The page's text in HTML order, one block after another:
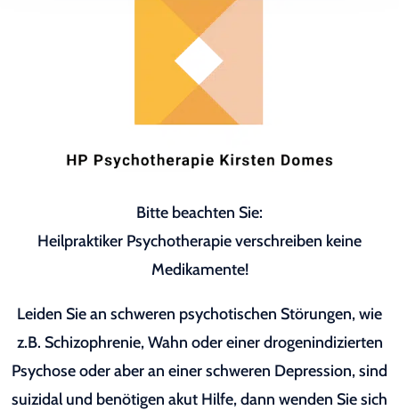
Bitte beachten Sie:
Heilpraktiker Psychotherapie verschreiben keine
Medikamente!
Leiden Sie an schweren psychotischen Störungen, wie
z.B. Schizophrenie, Wahn oder einer drogenindizierten
Psychose oder aber an einer schweren Depression, sind
suizidal und benötigen akut Hilfe, dann wenden Sie sich